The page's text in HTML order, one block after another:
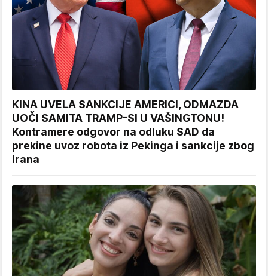
KINA UVELA SANKCIJE AMERICI, ODMAZDA
UOČI SAMITA TRAMP-SI U VAŠINGTONU!
Kontramere odgovor na odluku SAD da
prekine uvoz robota iz Pekinga i sankcije zbog
Irana